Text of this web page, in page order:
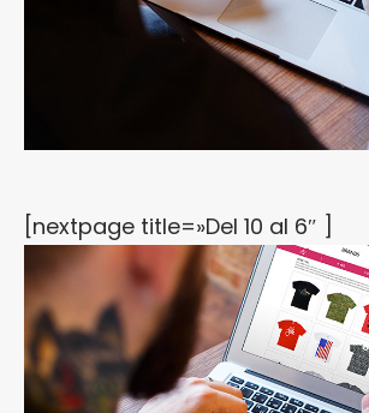
[nextpage title=»Del 10 al 6″ ]